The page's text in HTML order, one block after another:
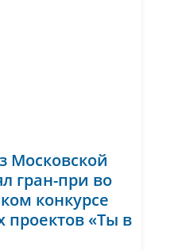
Московской
гран-при во
конкурсе
проектов «Ты в